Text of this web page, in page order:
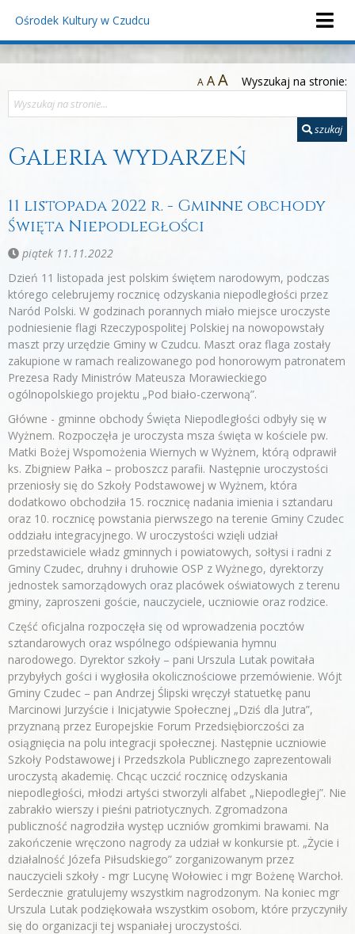
Ośrodek Kultury w Czudcu
A AA Wyszukaj na stronie:
szukaj
Galeria wydarzeń
11 listopada 2022 r. - Gminne obchody
Święta Niepodległości
piątek 11.11.2022
Dzień 11 listopada jest polskim świętem narodowym, podczas
którego celebrujemy rocznicę odzyskania niepodległości przez
Naród Polski. W godzinach porannych miało miejsce uroczyste
podniesienie flagi Rzeczypospolitej Polskiej na nowopowstały
maszt przy urzędzie Gminy w Czudcu. Maszt oraz flaga zostały
zakupione w ramach realizowanego pod honorowym patronatem
Prezesa Rady Ministrów Mateusza Morawieckiego
ogólnopolskiego projektu „Pod biało-czerwoną”.
Główne - gminne obchody Święta Niepodległości odbyły się w
Wyżnem. Rozpoczęła je uroczysta msza święta w kościele pw.
Matki Bożej Wspomożenia Wiernych w Wyżnem, którą odprawił
ks. Zbigniew Pałka – proboszcz parafii. Następnie uroczystości
przeniosły się do Szkoły Podstawowej w Wyżnem, która
dodatkowo obchodziła 15. rocznicę nadania imienia i sztandaru
oraz 10. rocznicę powstania pierwszego na terenie Gminy Czudec
oddziału integracyjnego. W uroczystości wzięli udział
przedstawiciele władz gminnych i powiatowych, sołtysi i radni z
Gminy Czudec, druhny i druhowie OSP z Wyżnego, dyrektorzy
jednostek samorządowych oraz placówek oświatowych z terenu
gminy, zaproszeni goście, nauczyciele, uczniowie oraz rodzice.
Część oficjalna rozpoczęła się od wprowadzenia pocztów
sztandarowych oraz wspólnego odśpiewania hymnu
narodowego. Dyrektor szkoły – pani Urszula Lutak powitała
przybyłych gości i wygłosiła okolicznościowe przemówienie. Wójt
Gminy Czudec – pan Andrzej Ślipski wręczył statuetkę panu
Marcinowi Jurzyście i Inicjatywie Społecznej „Dziś dla Jutra”,
przyznaną przez Europejskie Forum Przedsiębiorczości za
osiągnięcia na polu integracji społecznej. Następnie uczniowie
Szkoły Podstawowej i Przedszkola Publicznego zaprezentowali
uroczystą akademię. Chcąc uczcić rocznicę odzyskania
niepodległości, młodzi artyści stworzyli alfabet „Niepodległej”. Nie
zabrakło wierszy i pieśni patriotycznych. Zgromadzona
publiczność nagrodziła występ uczniów gromkimi brawami. Na
zakończenie wręczono nagrody za udział w konkursie pt. „Życie i
działalność Józefa Piłsudskiego” zorganizowanym przez
nauczycieli szkoły - mgr Lucynę Wołowiec i mgr Bożenę Warchoł.
Serdecznie gratulujemy wszystkim nagrodzonym. Na koniec mgr
Urszula Lutak podziękowała wszystkim osobom, które przyczyniły
się do organizacji tej wspaniałej uroczystości.